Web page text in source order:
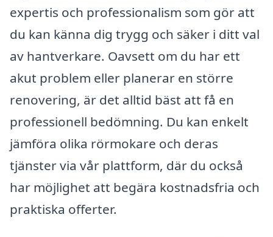
expertis och professionalism som gör att
du kan känna dig trygg och säker i ditt val
av hantverkare. Oavsett om du har ett
akut problem eller planerar en större
renovering, är det alltid bäst att få en
professionell bedömning. Du kan enkelt
jämföra olika rörmokare och deras
tjänster via vår plattform, där du också
har möjlighet att begära kostnadsfria och
praktiska offerter.